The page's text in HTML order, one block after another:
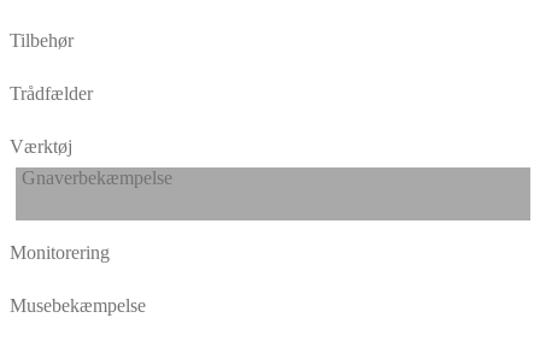
Tilbehør
Trådfælder
Værktøj
Gnaverbekæmpelse
Monitorering
Musebekæmpelse